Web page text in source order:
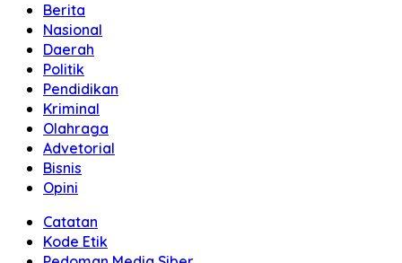
Berita
Nasional
Daerah
Politik
Pendidikan
Kriminal
Olahraga
Advetorial
Bisnis
Opini
Catatan
Kode Etik